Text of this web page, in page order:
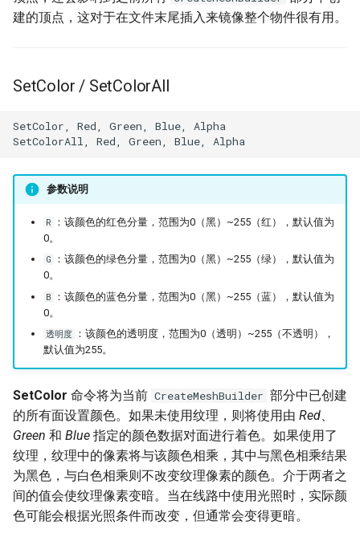
建的顶点，这对于在文件末尾插入来镜像整个物件很有用。
SetColor / SetColorAll
SetColor, Red, Green, Blue, Alpha
参数说明
R
：该颜色的红色分量，范围为0（黑）~255（红），默认值为
0。
G
：该颜色的绿色分量，范围为0（黑）~255（绿），默认值为
0。
B
：该颜色的蓝色分量，范围为0（黑）~255（蓝），默认值为
0。
透明度 ：该颜色的透明度，范围为0（透明）~255（不透明），
默认值为255。
SetColor 命令将为当前 CreateMeshBuilder 部分中已创建
的所有面设置颜色。如果未使用纹理，则将使用由 Red
Green 和 Blue 指定的颜色数据对面进行着色。如果使用了
纹理，纹理中的像素将与该颜色相乘，其中与黑色相乘结果
为黑色，与白色相乘则不改变纹理像素的颜色。介于两者之
间的值会使纹理像素变暗。当在线路中使用光照时，实际颜
色可能会根据光照条件而改变，但通常会变得更暗。